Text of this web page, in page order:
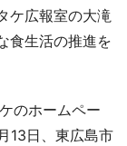
ケ広報室の大滝
食生活の推進を
のホームペー
13日、東広島市